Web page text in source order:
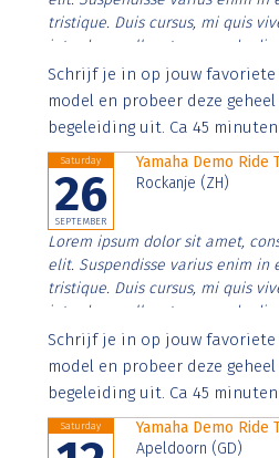
tristique. Duis cursus, mi quis
interdum nulla, ut commodo
Aenean faucibus nibh et justo
imperdiet. Nunc ut sem vitae
Schrijf je in op jouw favoriete
model en probeer deze
begeleiding uit. Ca 45
Saturday
26
SEPTEMBER
Yamaha Demo Ride
Rockanje (ZH)
Lorem ipsum dolor sit amet,
elit. Suspendisse varius enim in
tristique. Duis cursus, mi quis
interdum nulla, ut commodo
Aenean faucibus nibh et justo
imperdiet. Nunc ut sem vitae
Schrijf je in op jouw favoriete
model en probeer deze
begeleiding uit. Ca 45
Saturday
Yamaha Demo Ride
Apeldoorn (GD)